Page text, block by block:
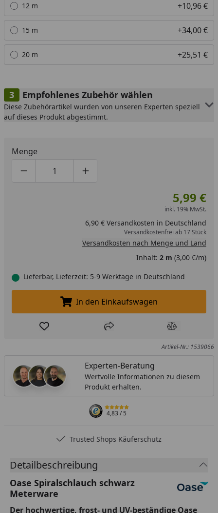
12 m +10,96 €
15 m +34,00 €
20 m +25,51 €
Empfohlenes Zubehör wählen
Diese Zubehörartikel wurden von unseren Experten speziell
auf dieses Produkt abgestimmt.
Menge
Produktmenge um eins verringern
Produktmenge manuell eingeben
Produktmenge um eins erhöhen
5,99 €
inkl. 19% MwSt.
6,90 € Versandkosten in Deutschland
Versandkostenfrei ab 17 Stück
Versandkosten nach Menge und Land
Inhalt: 2 m (3,00 €/m)
Lieferbar, Lieferzeit: 5-9 Werktage in Deutschland
In den Einkaufswagen legen
In den Einkaufswagen
Produkt zur Wunschliste hinzufügen
Teilen Produkt
Artikel-Nr.: 1539066
Experten-Beratung
Wertvolle Informationen zu diesem
Produkt erhalten.
4,83/ 5
Trusted Shops Käuferschutz
Detailbeschreibung
Oase Spiralschlauch schwarz
Meterware
Der hochwertige, frost- und UV-beständige Oase